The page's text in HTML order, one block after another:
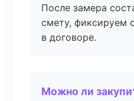
После замера
смету, фиксируем
в договоре.
Можно ли